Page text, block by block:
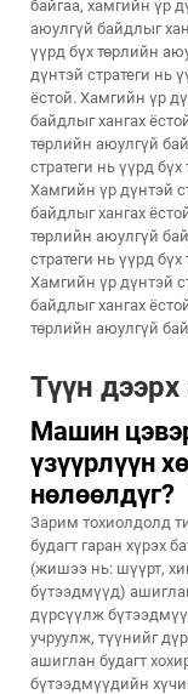
байгаа, хамгийн үр
аюулгүй байдлыг
үүрд бүх төрлийн
дүнтэй стратеги нь
ёстой. Хамгийн үр
байдлыг хангах
төрлийн аюулгүй
стратеги нь үүрд
Хамгийн үр дүнтэй
байдлыг хангах
төрлийн аюулгүй
стратеги нь үүрд
Хамгийн үр дүнтэй
байдлыг хангах
төрлийн аюулгүй
Түүн дээрх
Машин
үзүүрлүүн
нөлөөлдүг?
Зарим тохиолдолд
будагт гаран хүрэх
(жишээ нь: шүүрт,
бүтээдмүүд)
дүрсүүлж
учруулж, түүнийг
ашиглан будагт
бүтээдмүүдийн